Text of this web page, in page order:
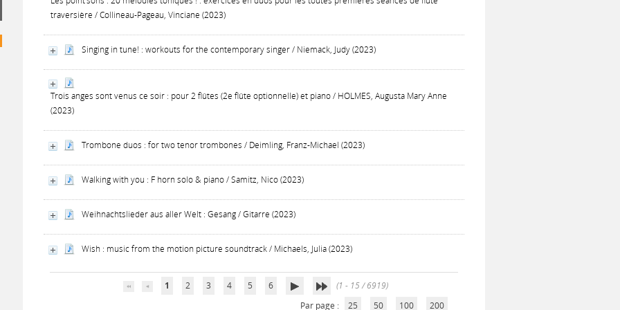
traversière / Collineau-Pageau, Vinciane (2023)
Singing in tune! : workouts for the contemporary singer / Niemack, Judy (2023)
Trois anges sont venus ce soir : pour 2 flûtes (2e flûte optionnelle) et piano / HOLMES, Augusta Mary Anne
(2023)
Trombone duos : for two tenor trombones / Deimling, Franz-Michael (2023)
Walking with you : F horn solo & piano / Samitz, Nico (2023)
Weihnachtslieder aus aller Welt : Gesang / Gitarre (2023)
Wish : music from the motion picture soundtrack / Michaels, Julia (2023)
1 2 3 4 5 6
(1 - 15 / 6919)
Par page :
25 50 100 200